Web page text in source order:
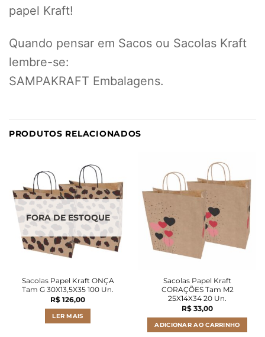
papel Kraft!
Quando pensar em Sacos ou Sacolas Kraft
lembre-se:
SAMPAKRAFT Embalagens.
PRODUTOS RELACIONADOS
FORA DE ESTOQUE
Sacolas Papel Kraft ONÇA
Tam G 30X13,5X35 100 Un.
R$ 126,00
LER MAIS
Sacolas Papel Kraft
CORAÇÕES Tam M2
25X14X34 20 Un.
R$ 33,00
ADICIONAR AO CARRINHO